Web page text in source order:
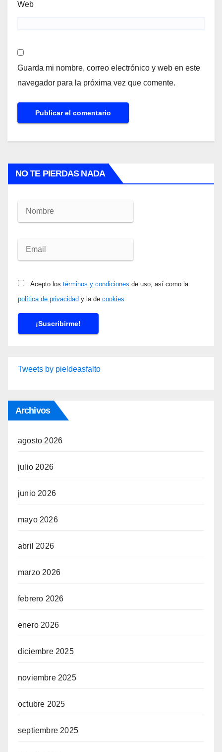
Web
Guarda mi nombre, correo electrónico y web en este
navegador para la próxima vez que comente.
NO TE PIERDAS NADA
Acepto los términos y condiciones de uso, así como la
política de privacidad y la de cookies.
Tweets by pieldeasfalto
Archivos
agosto 2026
julio 2026
junio 2026
mayo 2026
abril 2026
marzo 2026
febrero 2026
enero 2026
diciembre 2025
noviembre 2025
octubre 2025
septiembre 2025